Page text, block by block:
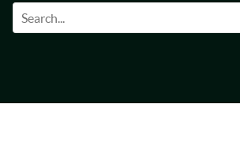
Search form